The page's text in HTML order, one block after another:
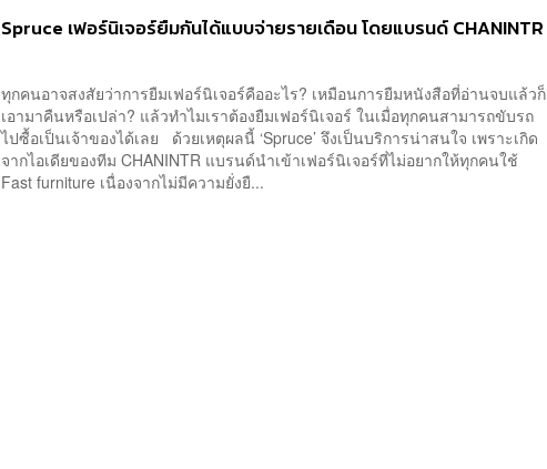
Spruce เฟอร์นิเจอร์ยืมกันได้แบบจ่ายรายเดือน โดยแบรนด์ CHANINTR
ทุกคนอาจสงสัยว่าการยืมเฟอร์นิเจอร์คืออะไร? เหมือนการยืมหนังสือที่อ่านจบแล้วก็
เอามาคืนหรือเปล่า? แล้วทำไมเราต้องยืมเฟอร์นิเจอร์ ในเมื่อทุกคนสามารถขับรถ
ไปซื้อเป็นเจ้าของได้เลย ด้วยเหตุผลนี้ ‘Spruce’ จึงเป็นบริการน่าสนใจ เพราะเกิด
จากไอเดียของทีม CHANINTR แบรนด์นำเข้าเฟอร์นิเจอร์ที่ไม่อยากให้ทุกคนใช้
Fast furniture เนื่องจากไม่มีความยั่งยื...